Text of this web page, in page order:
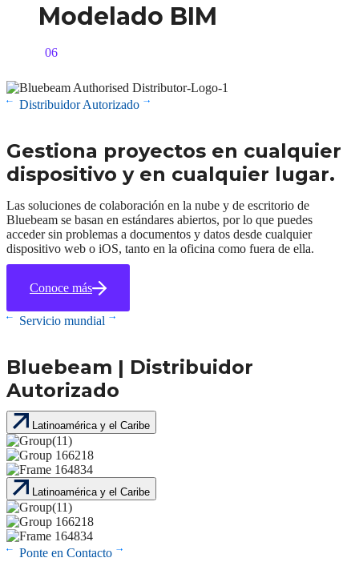
06
Modelado BIM
Distribuidor Autorizado
Gestiona proyectos en cualquier
dispositivo y en cualquier lugar.
Las soluciones de colaboración en la nube y de escritorio de
Bluebeam se basan en estándares abiertos, por lo que puedes
acceder sin problemas a documentos y datos desde cualquier
dispositivo web o iOS, tanto en la oficina como fuera de ella.
Conoce más
Servicio mundial
Bluebeam | Distribuidor
Autorizado
Latinoamérica y el Caribe
Latinoamérica y el Caribe
Ponte en Contacto